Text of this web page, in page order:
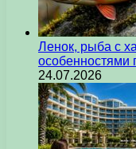
Ленок, рыба с
24.07.2026